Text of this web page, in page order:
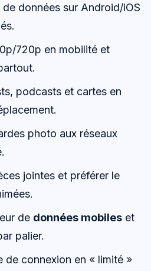
données sur Android/iOS
720p en mobilité et
podcasts et cartes en
photo aux réseaux
jointes et préférer le
de données mobiles et
palier.
de connexion en « limité »